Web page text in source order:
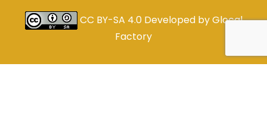
CC BY-SA 4.0 Developed byGlocal
Factory